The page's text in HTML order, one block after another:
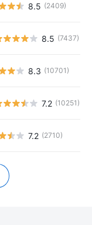
8.5 (2409)
8.5 (7437)
8.3 (10701)
7.2 (10251)
7.2 (2710)